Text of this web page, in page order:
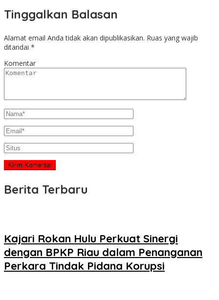
Tinggalkan Balasan
Alamat email Anda tidak akan dipublikasikan. Ruas yang wajib
ditandai *
Komentar
Berita Terbaru
Kajari Rokan Hulu Perkuat Sinergi
dengan BPKP Riau dalam Penanganan
Perkara Tindak Pidana Korupsi